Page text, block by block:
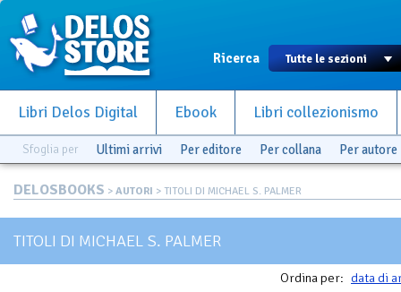
Ricerca
Libri Delos Digital Ebook Libri collezionismo
Sfoglia per Ultimi arrivi Per editore Per collana Per autore
DELOSBOOKS > AUTORI > TITOLI DI MICHAEL S. PALMER
TITOLI DI MICHAEL S. PALMER
Ordina per: data di